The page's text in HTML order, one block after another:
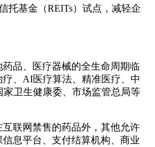
托基金（REITs）试点，减轻企
品、医疗器械的全生命周期临
、AI医疗算法、精准医疗、中
卫生健康委、市场监管总局等
联网禁售的药品外，其他允许
息平台、支付结算机构、商业